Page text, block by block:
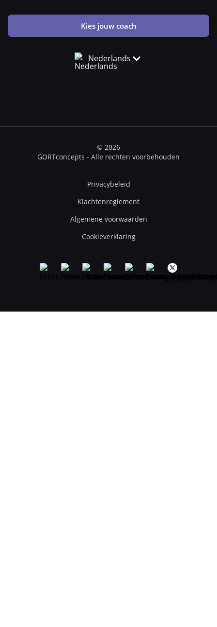
Kies jouw coach
Nederlands
© 2026
GORTconcepts - Alle rechten voorbehouden
Privacybeleid
Klachtenreglement
Algemene voorwaarden
Cookieverklaring